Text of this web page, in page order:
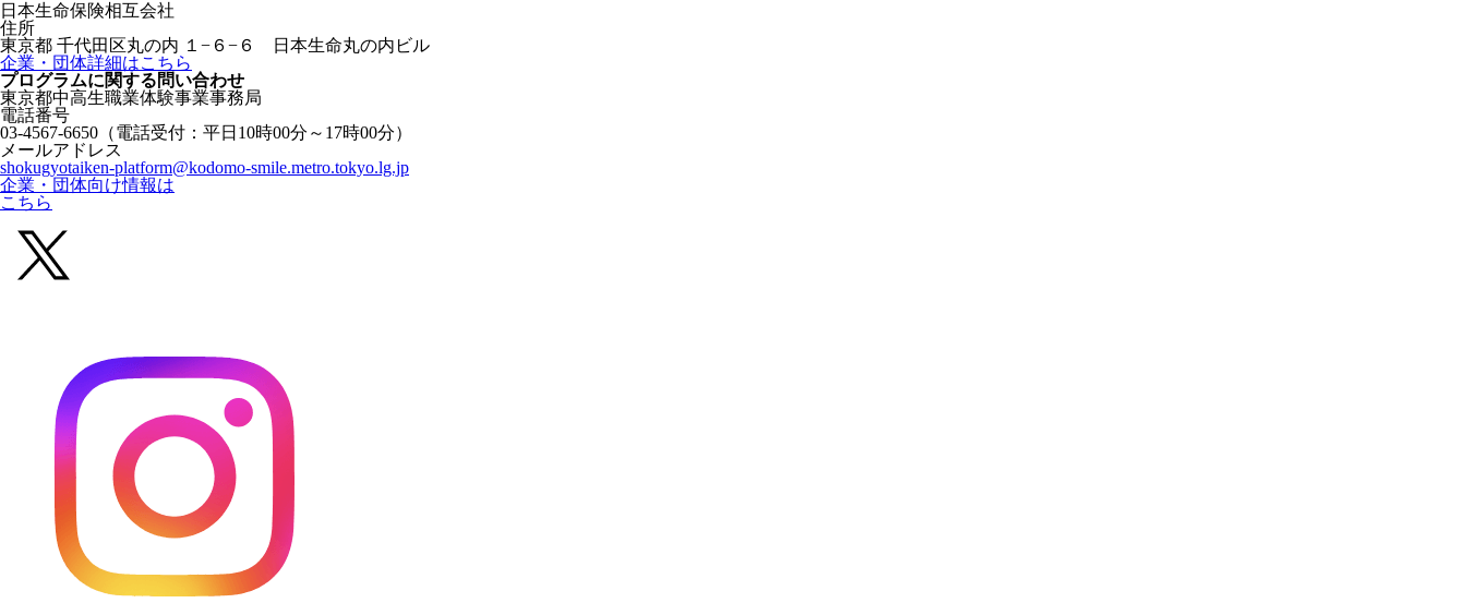
日本生命保険相互会社
住所
東京都 千代田区丸の内 １−６−６ 日本生命丸の内ビル
企業・団体詳細はこちら
プログラムに関する問い合わせ
東京都中高生職業体験事業事務局
電話番号
03-4567-6650 （電話受付：平日10時00分～17時00分）
メールアドレス
shokugyotaiken-platform@kodomo-smile.metro.tokyo.lg.jp
企業・団体向け情報は
こちら